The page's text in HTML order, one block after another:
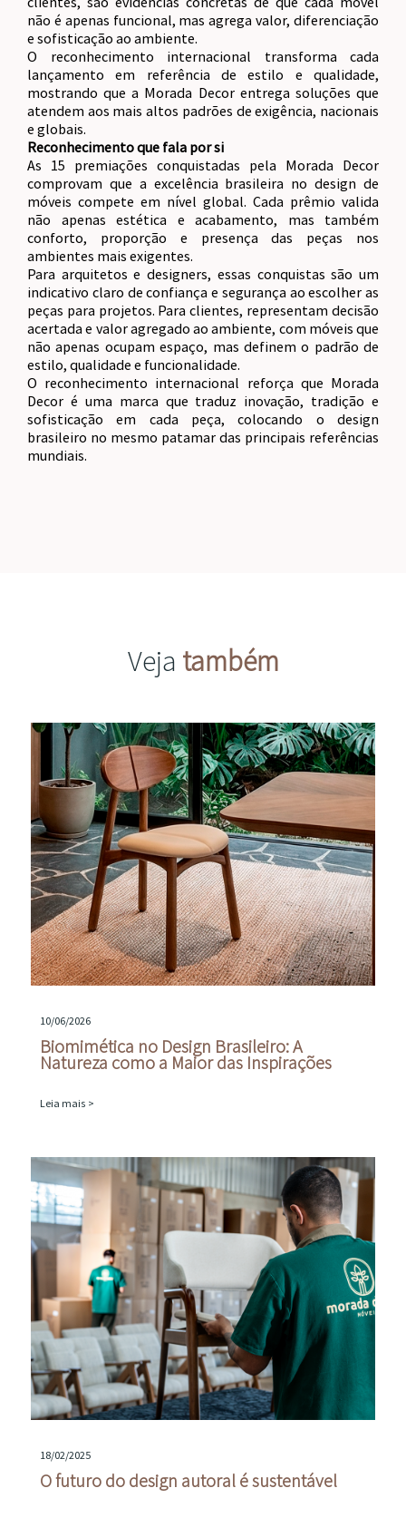
não é apenas funcional, mas agrega valor, diferenciação
e sofisticação ao ambiente.
O reconhecimento internacional transforma cada
lançamento em referência de estilo e qualidade,
mostrando que a Morada Decor entrega soluções que
atendem aos mais altos padrões de exigência, nacionais
e globais.
Reconhecimento que fala por si
As 15 premiações conquistadas pela Morada Decor
comprovam que a excelência brasileira no design de
móveis compete em nível global. Cada prêmio valida
não apenas estética e acabamento, mas também
conforto, proporção e presença das peças nos
ambientes mais exigentes.
Para arquitetos e designers, essas conquistas são um
indicativo claro de confiança e segurança ao escolher as
peças para projetos. Para clientes, representam decisão
acertada e valor agregado ao ambiente, com móveis que
não apenas ocupam espaço, mas definem o padrão de
estilo, qualidade e funcionalidade.
O reconhecimento internacional reforça que Morada
Decor é uma marca que traduz inovação, tradição e
sofisticação em cada peça, colocando o design
brasileiro no mesmo patamar das principais referências
mundiais.
Veja também
10/06/2026
Biomimética no Design Brasileiro: A
Natureza como a Maior das Inspirações
Leia mais >
18/02/2025
O futuro do design autoral é sustentável